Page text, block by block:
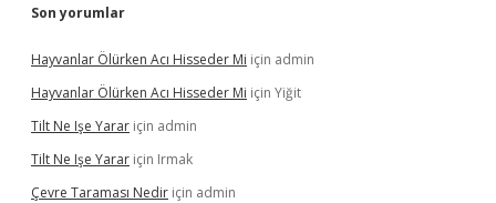
Son yorumlar
Hayvanlar Ölürken Acı Hisseder Mi için admin
Hayvanlar Ölürken Acı Hisseder Mi için Yiğit
Tilt Ne Işe Yarar için admin
Tilt Ne Işe Yarar için Irmak
Çevre Taraması Nedir için admin